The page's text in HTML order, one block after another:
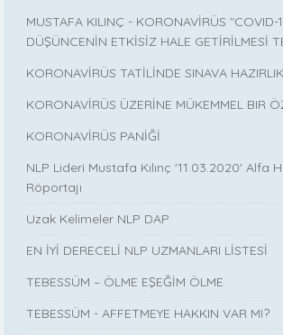
MUSTAFA KILINÇ - KORONAVİRÜS "COVID-
DÜŞÜNCENİN ETKİSİZ HALE GETİRİLMESİ
KORONAVİRÜS TATİLİNDE SINAVA HAZIRLIK
KORONAVİRÜS ÜZERİNE MÜKEMMEL BIR
KORONAVİRÜS PANİĞİ
NLP Lideri Mustafa Kılınç '11.03.2020' Alfa
Röportajı
Uzak Kelimeler NLP DAP
EN İYİ DERECELİ NLP UZMANLARI LİSTESİ
TEBESSÜM – ÖLME EŞEĞİM ÖLME
TEBESSÜM - AFFETMEYE HAKKIN VAR MI?